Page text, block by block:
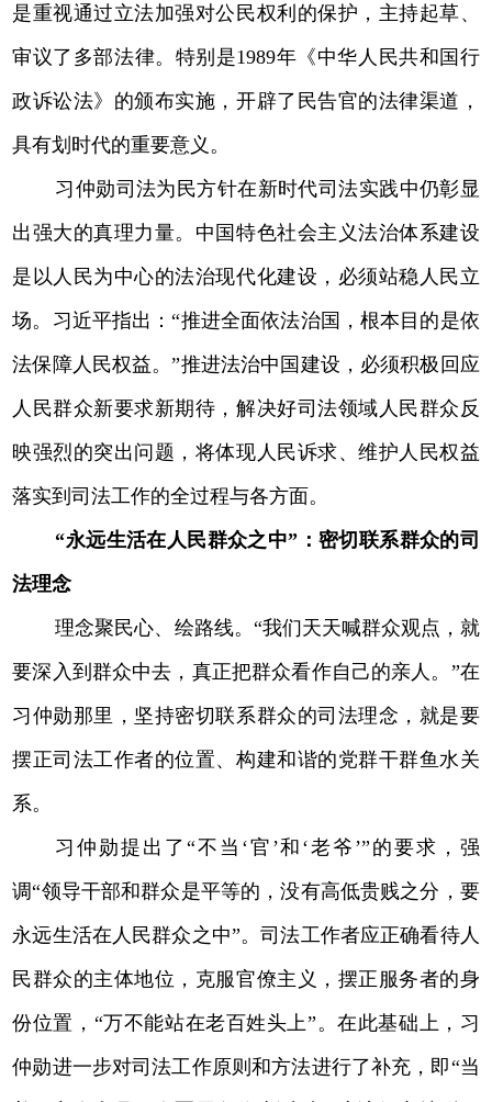
是重视通过立法加强对公民权利的保护，主持起草、
审议了多部法律。特别是1989年《中华人民共和国行
政诉讼法》的颁布实施，开辟了民告官的法律渠道，
具有划时代的重要意义。
习仲勋司法为民方针在新时代司法实践中仍彰显
出强大的真理力量。中国特色社会主义法治体系建设
是以人民为中心的法治现代化建设，必须站稳人民立
场。习近平指出：“推进全面依法治国，根本目的是依
法保障人民权益。”推进法治中国建设，必须积极回应
人民群众新要求新期待，解决好司法领域人民群众反
映强烈的突出问题，将体现人民诉求、维护人民权益
落实到司法工作的全过程与各方面。
“永远生活在人民群众之中”：密切联系群众的司
法理念
理念聚民心、绘路线。“我们天天喊群众观点，就
要深入到群众中去，真正把群众看作自己的亲人。”在
习仲勋那里，坚持密切联系群众的司法理念，就是要
摆正司法工作者的位置、构建和谐的党群干群鱼水关
系。
习仲勋提出了“不当‘官’和‘老爷’”的要求，强
调“领导干部和群众是平等的，没有高低贵贱之分，要
永远生活在人民群众之中”。司法工作者应正确看待人
民群众的主体地位，克服官僚主义，摆正服务者的身
份位置，“万不能站在老百姓头上”。在此基础上，习
仲勋进一步对司法工作原则和方法进行了补充，即“当